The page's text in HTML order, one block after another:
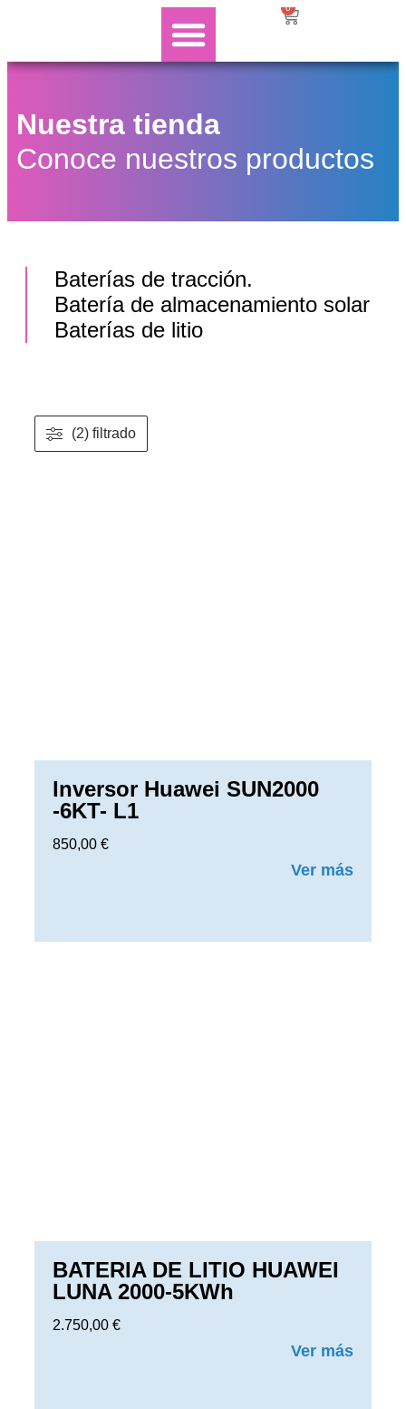
0
Nuestra tienda
Conoce nuestros productos
Baterías de tracción.
Batería de almacenamiento solar​
Baterías de litio
(2) filtrado
Inversor Huawei SUN2000
-6KT- L1
850,00 €
Ver más
BATERIA DE LITIO HUAWEI
LUNA 2000-5KWh
2.750,00 €
Ver más